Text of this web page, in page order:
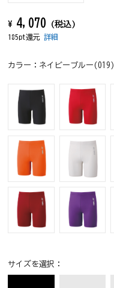
¥ 4,070 (税込)
185pt還元詳細
カラー： ネイビーブルー(019)
サイズを選択：